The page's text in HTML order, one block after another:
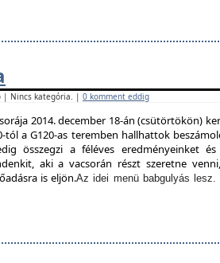
| Nincs kategória. | 0 komment eddig
2014. december 18-án (csütörtökön)
tól a G120-as teremben hallhattok
összegzi a féléves eredményeinket
aki a vacsorán részt szeretne
is eljön.Az idei menü babgulyás lesz.